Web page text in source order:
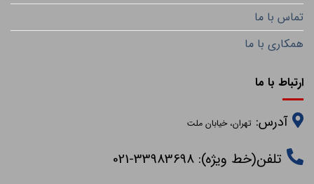
تماس با ما
همکاری با ما
ارتباط با ما
آدرس:تهران، خیابان ملت
تلفن(خط ویژه): 33983698-021